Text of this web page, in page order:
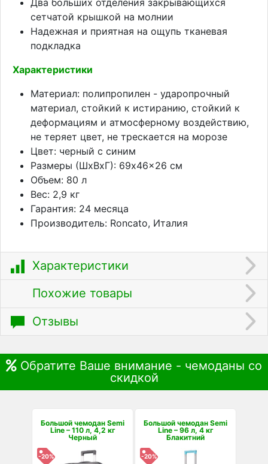
сетчатой крышкой на молнии
Надежная и приятная на ощупь тканевая
подкладка
Характеристики
Материал: полипропилен - ударопрочный
материал, стойкий к истиранию, стойкий к
деформациям и атмосферному воздействию,
не теряет цвет, не трескается на морозе
Цвет: черный с синим
Размеры (ШхВхГ): 69x46x26 см
Объем: 80 л
Вес: 2,9 кг
Гарантия: 24 месяца
Производитель: Roncato, Италия
Характеристики
Похожие товары
Отзывы
Обратите Ваше внимание - чемоданы со
скидкой
Большой чемодан Semi
Line – 110 л, 4,2 кг
Черный
-20%
Большой чемодан Semi
Line – 96 л, 4 кг
Блакитний
-20%